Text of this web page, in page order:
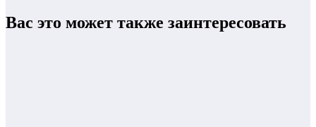
Вас это может также заинтересовать